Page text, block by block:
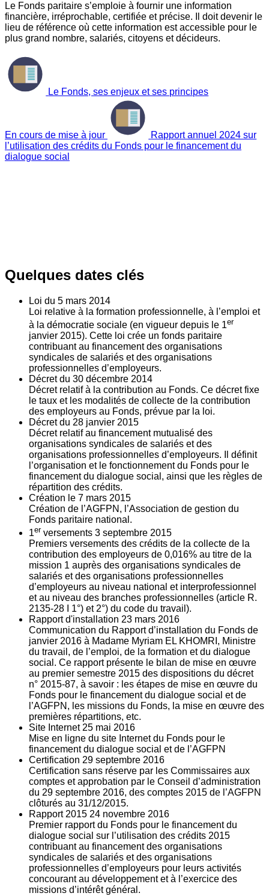
Le Fonds paritaire s’emploie à fournir une information
financière, irréprochable, certifiée et précise. Il doit devenir le
lieu de référence où cette information est accessible pour le
plus grand nombre, salariés, citoyens et décideurs.
Le Fonds, ses enjeux et ses principes
En cours de mise à jour
Rapport annuel 2024 sur
l’utilisation des crédits du Fonds pour le financement du
dialogue social
Quelques dates clés
Loi du 5 mars 2014
Loi relative à la formation professionnelle, à l’emploi et
à la démocratie sociale (en vigueur depuis le 1er
janvier 2015). Cette loi crée un fonds paritaire
contribuant au financement des organisations
syndicales de salariés et des organisations
professionnelles d’employeurs.
Décret du 30 décembre 2014
Décret relatif à la contribution au Fonds. Ce décret fixe
le taux et les modalités de collecte de la contribution
des employeurs au Fonds, prévue par la loi.
Décret du 28 janvier 2015
Décret relatif au financement mutualisé des
organisations syndicales de salariés et des
organisations professionnelles d’employeurs. Il définit
l’organisation et le fonctionnement du Fonds pour le
financement du dialogue social, ainsi que les règles de
répartition des crédits.
Création le 7 mars 2015
Création de l’AGFPN, l’Association de gestion du
Fonds paritaire national.
1er versements 3 septembre 2015
Premiers versements des crédits de la collecte de la
contribution des employeurs de 0,016% au titre de la
mission 1 auprès des organisations syndicales de
salariés et des organisations professionnelles
d’employeurs au niveau national et interprofessionnel
et au niveau des branches professionnelles (article R.
2135‐28 I 1°) et 2°) du code du travail).
Rapport d'installation 23 mars 2016
Communication du Rapport d’installation du Fonds de
janvier 2016 à Madame Myriam EL KHOMRI, Ministre
du travail, de l’emploi, de la formation et du dialogue
social. Ce rapport présente le bilan de mise en œuvre
au premier semestre 2015 des dispositions du décret
n° 2015-87, à savoir : les étapes de mise en œuvre du
Fonds pour le financement du dialogue social et de
l’AGFPN, les missions du Fonds, la mise en œuvre des
premières répartitions, etc.
Site Internet 25 mai 2016
Mise en ligne du site Internet du Fonds pour le
financement du dialogue social et de l’AGFPN
Certification 29 septembre 2016
Certification sans réserve par les Commissaires aux
comptes et approbation par le Conseil d’administration
du 29 septembre 2016, des comptes 2015 de l’AGFPN
clôturés au 31/12/2015.
Rapport 2015 24 novembre 2016
Premier rapport du Fonds pour le financement du
dialogue social sur l’utilisation des crédits 2015
contribuant au financement des organisations
syndicales de salariés et des organisations
professionnelles d’employeurs pour leurs activités
concourant au développement et à l’exercice des
missions d’intérêt général.